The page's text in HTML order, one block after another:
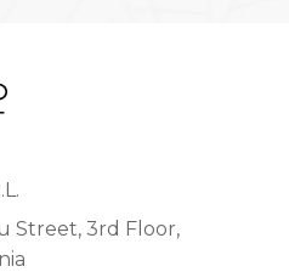
Street, 3rd Floor,